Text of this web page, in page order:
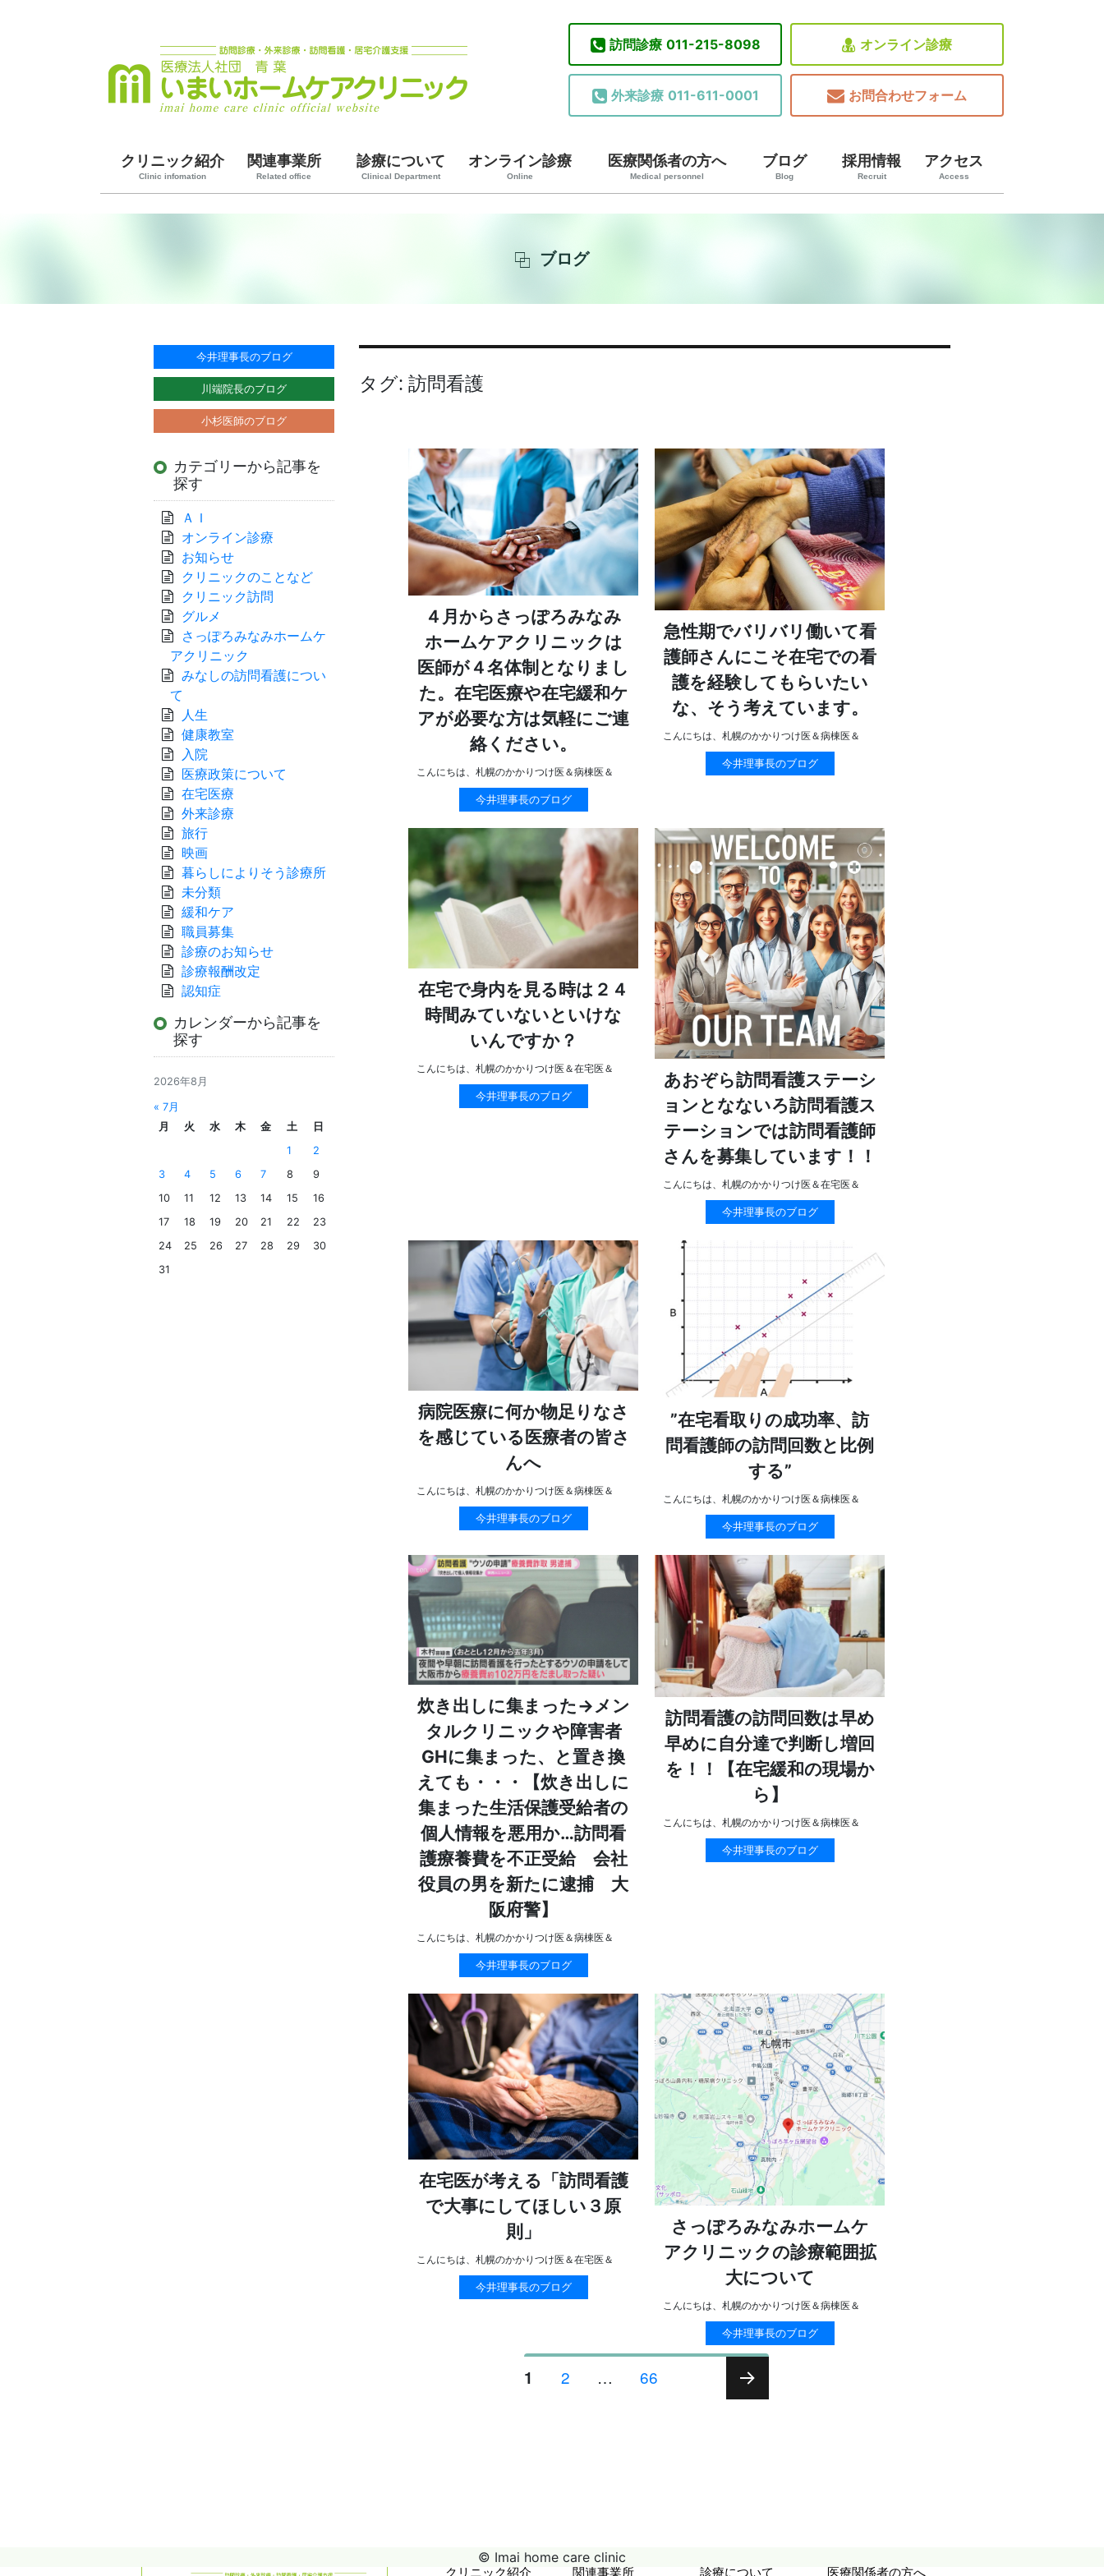
訪問診療 011-215-8098
外来診療 011-611-0001
オンライン診療
お問合わせフォーム
クリニック紹介
Clinic infomation
関連事業所
Related office
診療について
Clinical Department
オンライン診療
Online
医療関係者の方へ
Medical personnel
ブログ
Blog
採用情報
Recruit
アクセス
Access
ブログ
タグ: 訪問看護
４月からさっぽろみなみ
ホームケアクリニックは
医師が４名体制となりまし
た。在宅医療や在宅緩和ケ
アが必要な方は気軽にご連
絡ください。
こんにちは、札幌のかかりつけ医＆病棟医＆
今井理事長のブログ
急性期でバリバリ働いて看
護師さんにこそ在宅での看
護を経験してもらいたい
な、そう考えています。
こんにちは、札幌のかかりつけ医＆病棟医＆
今井理事長のブログ
在宅で身内を見る時は２４
時間みていないといけな
いんですか？
こんにちは、札幌のかかりつけ医＆在宅医＆
今井理事長のブログ
あおぞら訪問看護ステーシ
ョンとなないろ訪問看護ス
テーションでは訪問看護師
さんを募集しています！！
こんにちは、札幌のかかりつけ医＆在宅医＆
今井理事長のブログ
病院医療に何か物足りなさ
を感じている医療者の皆さ
んへ
こんにちは、札幌のかかりつけ医＆病棟医＆
今井理事長のブログ
”在宅看取りの成功率、訪
問看護師の訪問回数と比例
する”
こんにちは、札幌のかかりつけ医＆病棟医＆
今井理事長のブログ
炊き出しに集まった→メン
タルクリニックや障害者
GHに集まった、と置き換
えても・・・【炊き出しに
集まった生活保護受給者の
個人情報を悪用か…訪問看
護療養費を不正受給 会社
役員の男を新たに逮捕 大
阪府警】
こんにちは、札幌のかかりつけ医＆病棟医＆
今井理事長のブログ
訪問看護の訪問回数は早め
早めに自分達で判断し増回
を！！【在宅緩和の現場か
ら】
こんにちは、札幌のかかりつけ医＆病棟医＆
今井理事長のブログ
在宅医が考える「訪問看護
で大事にしてほしい３原
則」
こんにちは、札幌のかかりつけ医＆在宅医＆
今井理事長のブログ
さっぽろみなみホームケ
アクリニックの診療範囲拡
大について
こんにちは、札幌のかかりつけ医＆病棟医＆
今井理事長のブログ
投
稿
ン
ペ
1 ペ
2 … ペ
66
今井理事長のブログ
川端院長のブログ
小杉医師のブログ
カテゴリーから記事を
探す
ＡＩ
オンライン診療
お知らせ
クリニックのことなど
クリニック訪問
グルメ
さっぽろみなみホームケ
アクリニック
みなしの訪問看護につい
て
人生
健康教室
入院
医療政策について
在宅医療
外来診療
旅行
映画
暮らしによりそう診療所
未分類
緩和ケア
職員募集
診療のお知らせ
診療報酬改定
認知症
カレンダーから記事を
探す
2026年8月
« 7月
月
火 水 木 金 土
日
1
2
3
4 5 6 7 8
9
10
11 12 13 14 15
16
17
18 19 20 21 22
23
24
25 26 27 28 29
30
31
クリニック紹介 関連事業所 診療について 医療関係者の方へ
© Imai home care clinic